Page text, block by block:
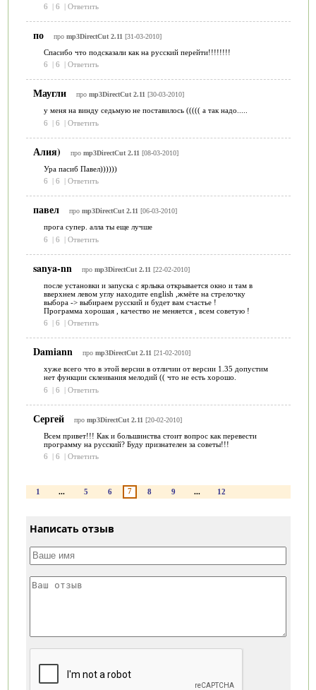
6
| 6 | Ответить
по про mp3DirectCut 2.11 [31-03-2010]
Спасибо что подсказали как на русский перейти!!!!!!!!
6
| 6 | Ответить
Маугли про mp3DirectCut 2.11 [30-03-2010]
у меня на винду седьмую не поставилось ((((( а так надо.....
6
| 6 | Ответить
Алия) про mp3DirectCut 2.11 [08-03-2010]
Ура пасиб Павел))))))
6
| 6 | Ответить
павел про mp3DirectCut 2.11 [06-03-2010]
прога супер. алла ты еще лучше
6
| 6 | Ответить
sanya-nn про mp3DirectCut 2.11 [22-02-2010]
после установки и запуска с ярлыка открывается окно и там в
вверхнем левом углу находите english ,жмёте на стрелочку
выбора -> выбираем русский и будет вам счастье !
Программа хорошая , качество не меняется , всем советую !
6
| 6 | Ответить
Damiann про mp3DirectCut 2.11 [21-02-2010]
хуже всего что в этой версии в отличии от версии 1.35 допустим
нет функции склеивания мелодий (( что не есть хорошо.
6
| 6 | Ответить
Сергей про mp3DirectCut 2.11 [20-02-2010]
Всем привет!!! Как и большинства стоит вопрос как перевести
программу на русский? Буду признателен за советы!!!
6
| 6 | Ответить
1 ... 5 6 7 8 9 ... 12
Написать отзыв